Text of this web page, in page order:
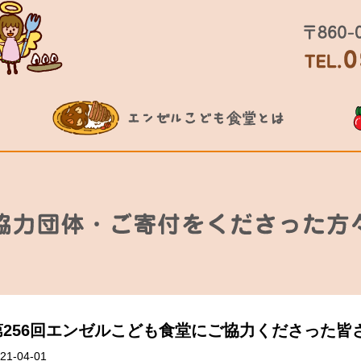
256回エンゼルこども食堂にご協力くださった皆
04-01